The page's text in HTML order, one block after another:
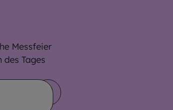
Messfeier
des Tages